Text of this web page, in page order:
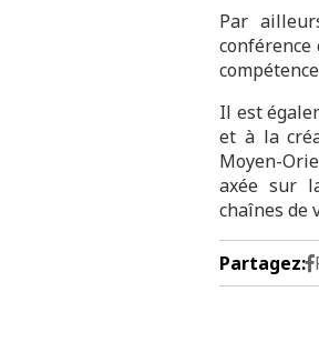
Par
conférence
Il est
et à la
Moyen-
axée sur
chaînes de
Partagez: